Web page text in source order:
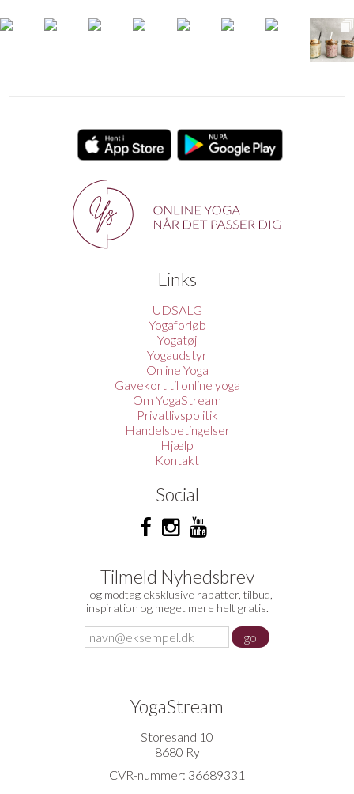
Links
UDSALG
Yogaforløb
Yogatøj
Yogaudstyr
Online Yoga
Gavekort til online yoga
Om YogaStream
Privatlivspolitik
Handelsbetingelser
Hjælp
Kontakt
Social
Tilmeld Nyhedsbrev
– og modtag eksklusive rabatter, tilbud,
inspiration og meget mere helt gratis.
YogaStream
Storesand 10
8680 Ry
CVR-nummer: 36689331